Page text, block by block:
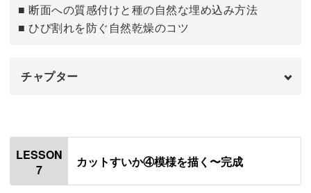
■ 断面への質感付けと種の自然な埋め込み方法
■ ひび割れを防ぐ自然乾燥のコツ
チャプター
皮を成形する
すいかをカットして質感を加える
LESSON
7
カットすいか④模様を描く〜完成